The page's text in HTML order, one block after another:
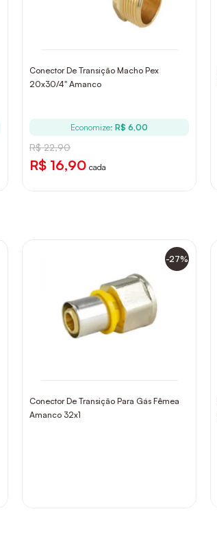
Conector De Transição Macho Pex
20x30/4" Amanco
Economize: R$ 6,00
R$ 22,90
R$ 16,90 cada
-27%
Conector De Transição Para Gás Fêmea
Amanco 32x1